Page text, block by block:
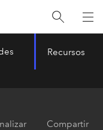
Recursos
Compartir